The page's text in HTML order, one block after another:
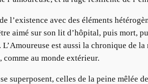
l’existence avec des éléments
aimé sur son lit d’hôpital, puis mort,
est aussi la chronique de
comme au monde extérieur.
superposent, celles de la peine mêlée